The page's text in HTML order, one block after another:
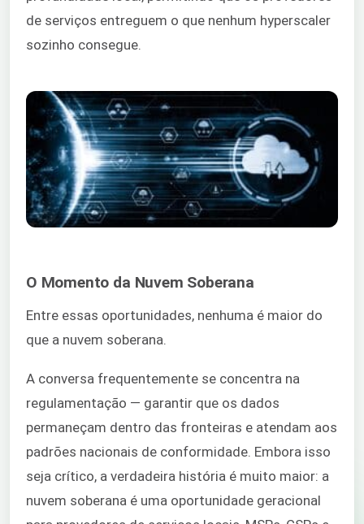
de serviços entreguem o que nenhum hyperscaler
sozinho consegue.
O Momento da Nuvem Soberana
Entre essas oportunidades, nenhuma é maior do
que a nuvem soberana.
A conversa frequentemente se concentra na
regulamentação — garantir que os dados
permaneçam dentro das fronteiras e atendam aos
padrões nacionais de conformidade. Embora isso
seja crítico, a verdadeira história é muito maior: a
nuvem soberana é uma oportunidade geracional